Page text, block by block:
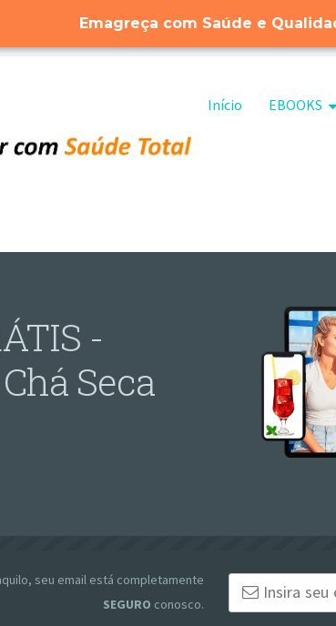
Emagreça com Saúde e
Pular para o conteúdo
Início EBOOKS
-
Seca
seu email está completamente
SEGURO conosco.